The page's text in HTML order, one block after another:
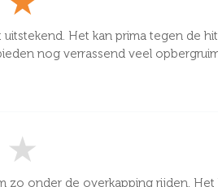
Het kan prima tegen de
nog verrassend veel
★
zo onder de overkapping rijden.